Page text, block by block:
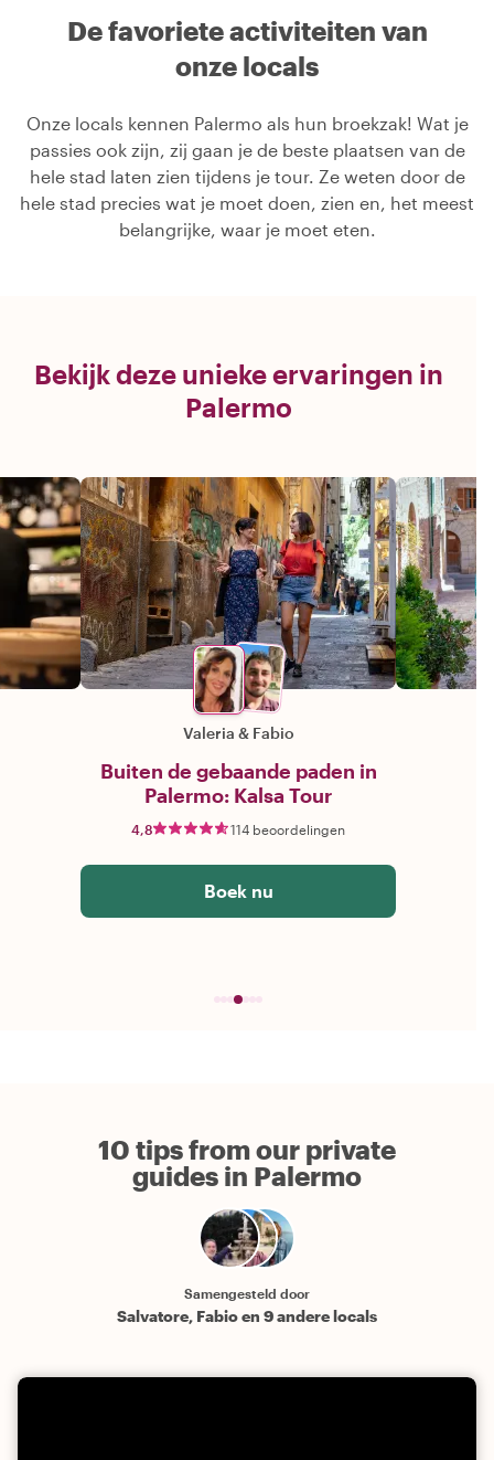
De favoriete activiteiten van
onze locals
Onze locals kennen Palermo als hun broekzak! Wat je
passies ook zijn, zij gaan je de beste plaatsen van de
hele stad laten zien tijdens je tour. Ze weten door de
hele stad precies wat je moet doen, zien en, het meest
belangrijke, waar je moet eten.
Bekijk deze unieke ervaringen in
Palermo
Valeria & Fabio
Buiten de gebaande paden in
Palermo: Kalsa Tour
4,8 114 beoordelingen
Boek nu
10 tips from our private
guides in Palermo
Samengesteld door
Salvatore, Fabio en 9 andere locals